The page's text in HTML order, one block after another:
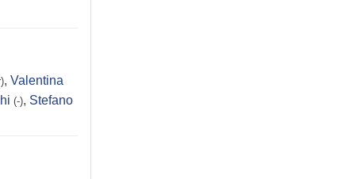
, Valentina
(-), Stefano